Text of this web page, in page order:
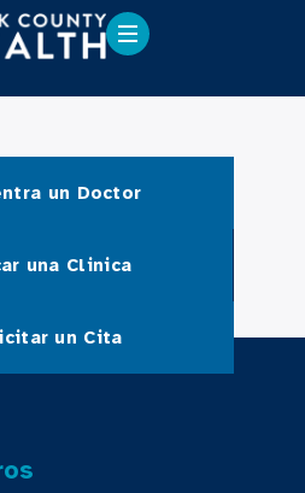
un Doctor
una Clinica
un Cita